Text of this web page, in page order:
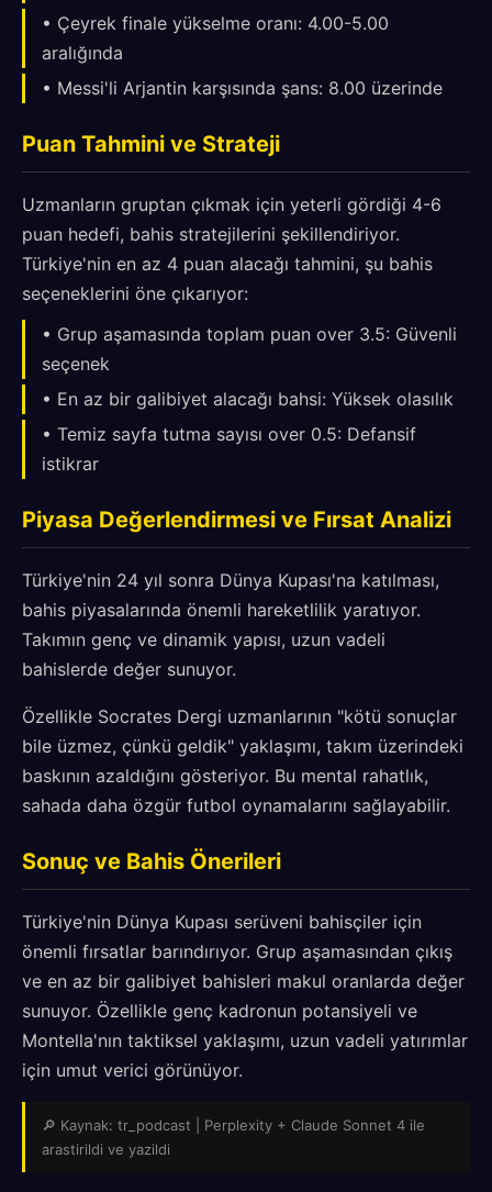
• Çeyrek finale yükselme oranı: 4.00-5.00
aralığında
• Messi'li Arjantin karşısında şans: 8.00 üzerinde
Puan Tahmini ve Strateji
Uzmanların gruptan çıkmak için yeterli gördiği 4-6
puan hedefi, bahis stratejilerini şekillendiriyor.
Türkiye'nin en az 4 puan alacağı tahmini, şu bahis
seçeneklerini öne çıkarıyor:
• Grup aşamasında toplam puan over 3.5: Güvenli
seçenek
• En az bir galibiyet alacağı bahsi: Yüksek olasılık
• Temiz sayfa tutma sayısı over 0.5: Defansif
istikrar
Piyasa Değerlendirmesi ve Fırsat Analizi
Türkiye'nin 24 yıl sonra Dünya Kupası'na katılması,
bahis piyasalarında önemli hareketlilik yaratıyor.
Takımın genç ve dinamik yapısı, uzun vadeli
bahislerde değer sunuyor.
Özellikle Socrates Dergi uzmanlarının "kötü sonuçlar
bile üzmez, çünkü geldik" yaklaşımı, takım üzerindeki
baskının azaldığını gösteriyor. Bu mental rahatlık,
sahada daha özgür futbol oynamalarını sağlayabilir.
Sonuç ve Bahis Önerileri
Türkiye'nin Dünya Kupası serüveni bahisçiler için
önemli fırsatlar barındırıyor. Grup aşamasından çıkış
ve en az bir galibiyet bahisleri makul oranlarda değer
sunuyor. Özellikle genç kadronun potansiyeli ve
Montella'nın taktiksel yaklaşımı, uzun vadeli yatırımlar
için umut verici görünüyor.
🔎 Kaynak: tr_podcast | Perplexity + Claude Sonnet 4 ile
arastirildi ve yazildi